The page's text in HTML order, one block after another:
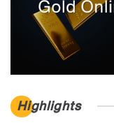
Highlights